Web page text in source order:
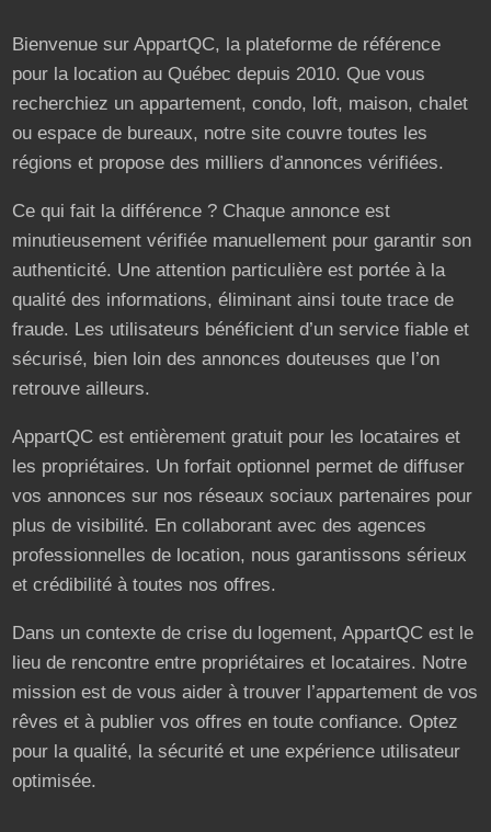
Bienvenue sur AppartQC, la plateforme de référence
pour la location au Québec depuis 2010. Que vous
recherchiez un appartement, condo, loft, maison, chalet
ou espace de bureaux, notre site couvre toutes les
régions et propose des milliers d’annonces vérifiées.
Ce qui fait la différence ? Chaque annonce est
minutieusement vérifiée manuellement pour garantir son
authenticité. Une attention particulière est portée à la
qualité des informations, éliminant ainsi toute trace de
fraude. Les utilisateurs bénéficient d’un service fiable et
sécurisé, bien loin des annonces douteuses que l’on
retrouve ailleurs.
AppartQC est entièrement gratuit pour les locataires et
les propriétaires. Un forfait optionnel permet de diffuser
vos annonces sur nos réseaux sociaux partenaires pour
plus de visibilité. En collaborant avec des agences
professionnelles de location, nous garantissons sérieux
et crédibilité à toutes nos offres.
Dans un contexte de crise du logement, AppartQC est le
lieu de rencontre entre propriétaires et locataires. Notre
mission est de vous aider à trouver l’appartement de vos
rêves et à publier vos offres en toute confiance. Optez
pour la qualité, la sécurité et une expérience utilisateur
optimisée.